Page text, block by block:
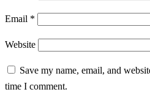
Email *
Website
Save my name, email, and
time I comment.